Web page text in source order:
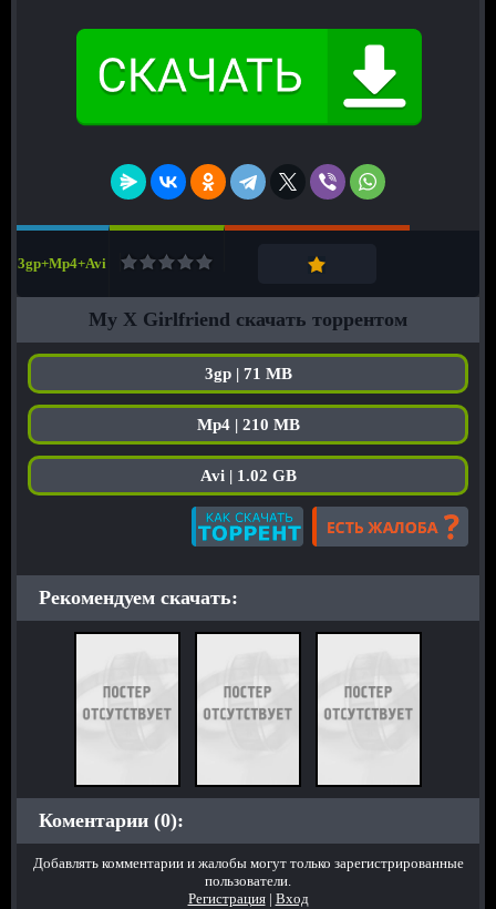
3gp+Mp4+Avi
My X Girlfriend скачать торрентом
3gp | 71 MB
Mp4 | 210 MB
Avi | 1.02 GB
Рекомендуем скачать:
Коментарии (0):
Добавлять комментарии и жалобы могут только зарегистрированные
пользователи.
Регистрация| Вход